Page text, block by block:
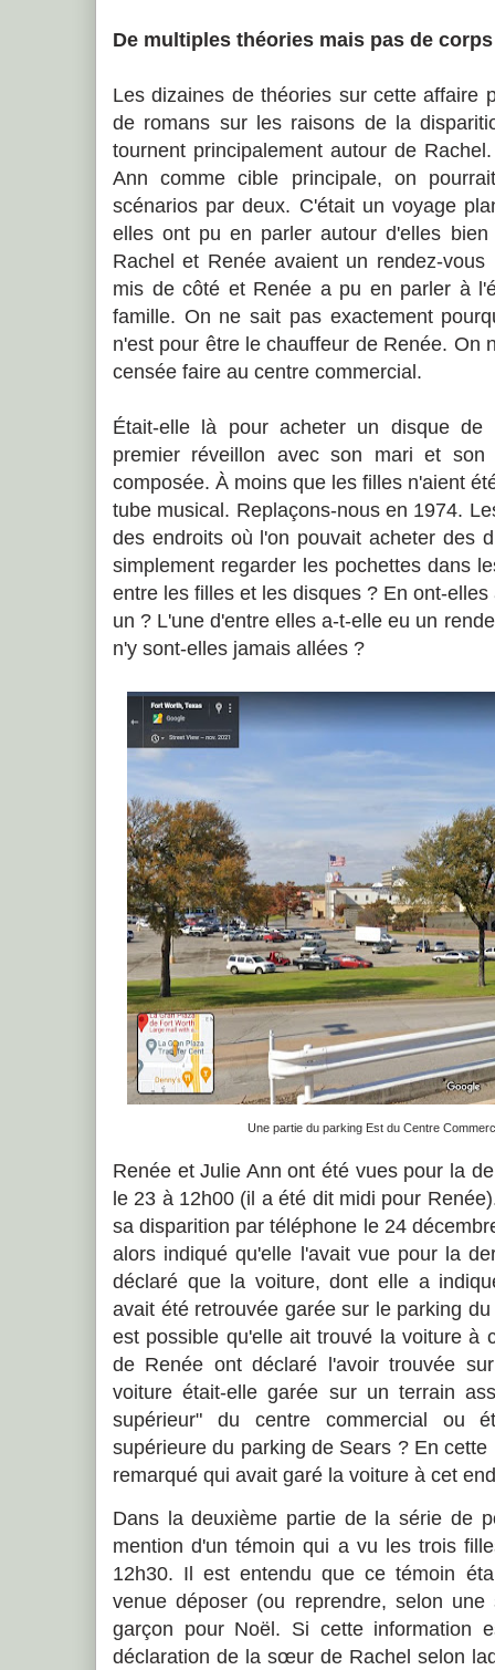
De multiples théories mais pas de corps
Les dizaines de théories sur cette affaire
de romans sur les raisons de la
tournent principalement autour de
Ann comme cible principale, on
scénarios par deux. C'était un voyage
elles ont pu en parler autour d'elles
Rachel et Renée avaient un rendez-
mis de côté et Renée a pu en parler à
famille. On ne sait pas exactement
n'est pour être le chauffeur de Renée. On
censée faire au centre commercial.
Était-elle là pour acheter un disque
premier réveillon avec son mari et
composée. À moins que les filles n'aient
tube musical. Replaçons-nous en 1974.
des endroits où l'on pouvait acheter des
simplement regarder les pochettes dans
entre les filles et les disques ? En ont-
un ? L'une d'entre elles a-t-elle eu un
n'y sont-elles jamais allées ?
Une partie du parking Est du Centre
Renée et Julie Ann ont été vues pour la
le 23 à 12h00 (il a été dit midi pour
sa disparition par téléphone le 24
alors indiqué qu'elle l'avait vue pour la
déclaré que la voiture, dont elle a
avait été retrouvée garée sur le parking
est possible qu'elle ait trouvé la voiture à
de Renée ont déclaré l'avoir trouvée
voiture était-elle garée sur un terrain
supérieur" du centre commercial ou
supérieure du parking de Sears ? En
remarqué qui avait garé la voiture à cet
Dans la deuxième partie de la série de
mention d'un témoin qui a vu les trois
12h30. Il est entendu que ce témoin
venue déposer (ou reprendre, selon
garçon pour Noël. Si cette information
déclaration de la sœur de Rachel selon